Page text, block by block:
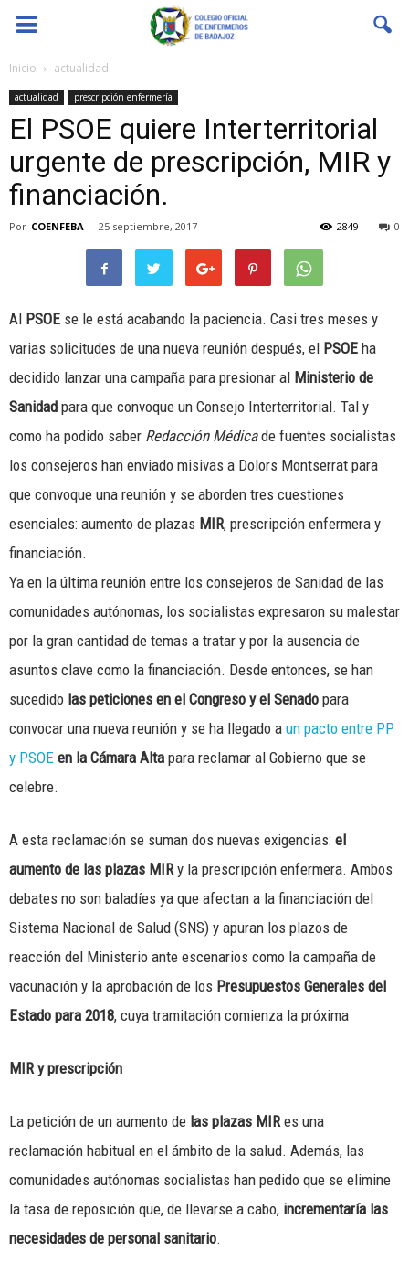
Coenfeba
Inicio actualidad
actualidad prescripción enfermería
El PSOE quiere Interterritorial
urgente de prescripción, MIR y
financiación.
Por COENFEBA - 25 septiembre, 2017 0
2849
Al PSOE se le está acabando la paciencia. Casi tres meses y
varias solicitudes de una nueva reunión después, el PSOE ha
decidido lanzar una campaña para presionar al Ministerio de
Sanidad para que convoque un Consejo Interterritorial. Tal y
como ha podido saber Redacción Médicade fuentes socialistas
los consejeros han enviado misivas a Dolors Montserrat para
que convoque una reunión y se aborden tres cuestiones
esenciales: aumento de plazas MIR, prescripción enfermera y
financiación.
Ya en la última reunión entre los consejeros de Sanidad de las
comunidades autónomas, los socialistas expresaron su malestar
por la gran cantidad de temas a tratar y por la ausencia de
asuntos clave como la financiación. Desde entonces, se han
sucedido las peticiones en el Congreso y el Senado para
convocar una nueva reunión y se ha llegado a un pacto entre PP
y PSOE en la Cámara Alta para reclamar al Gobierno que se
celebre.
A esta reclamación se suman dos nuevas exigencias: el
aumento de las plazas MIRy la prescripción enfermera. Ambos
debates no son baladíes ya que afectan a la financiación del
Sistema Nacional de Salud (SNS) y apuran los plazos de
reacción del Ministerio ante escenarios como la campaña de
vacunación y la aprobación de los Presupuestos Generales del
Estado para 2018, cuya tramitación comienza la próxima
MIR y prescripción
La petición de un aumento de las plazas MIRes una
reclamación habitual en el ámbito de la salud. Además, las
comunidades autónomas socialistas han pedido que se elimine
la tasa de reposición que, de llevarse a cabo, incrementaría las
necesidades de personal sanitario.